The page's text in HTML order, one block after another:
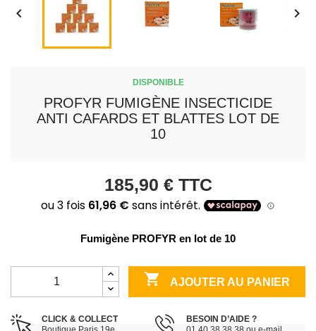
 
DISPONIBLE
PROFYR FUMIGÈNE INSECTICIDE
ANTI CAFARDS ET BLATTES LOT DE
10
185,90 € TTC
Fumigène PROFYR en lot de 10
 AJOUTER AU PANIER
CLICK & COLLECT
BESOIN D’AIDE ?